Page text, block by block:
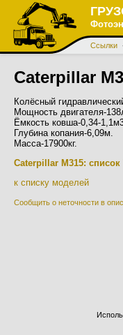
Ссылки
Caterpillar
Колёсный
Мощность двигателя-
Ёмкость ковша-0,34-
Глубина копания-6,09м.
Масса-17900кг.
Caterpillar M315:
к списку моделей
Сообщить о неточности в